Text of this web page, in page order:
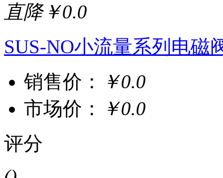
直降￥0.0
SUS-NO小流量系列电磁
销售价：
￥0.0
市场价：
￥0.0
评分